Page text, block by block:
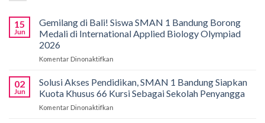
15
Jun
Gemilang di Bali! Siswa SMAN 1 Bandung Borong
Medali di International Applied Biology Olympiad
2026
Komentar Dinonaktifkan
di
Bali!
Siswa
02
Jun
Solusi Akses Pendidikan, SMAN 1 Bandung Siapkan
Kuota Khusus 66 Kursi Sebagai Sekolah Penyangga
Komentar Dinonaktifkan